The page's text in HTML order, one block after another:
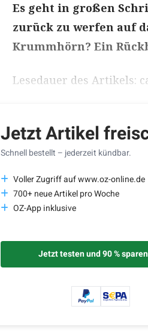
Es geht in großen
zurück zu werfen auf
Krummhörn? Ein
Lesedauer des Artikels:
Jetzt Artikel
Schnell bestellt – jederzeit kündbar.
Voller Zugriff auf www.oz-online.de
700+ neue Artikel pro Woche
OZ-App inklusive
Jetzt testen und 90 % sparen